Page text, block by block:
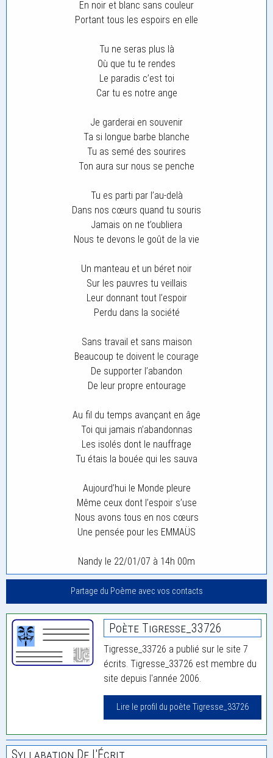
En noir et blanc sans couleur
Portant tous les espoirs en elle
Tu ne seras plus là
Où que tu te rendes
Le paradis c’est toi
Car tu es notre ange
Je garderai en souvenir
Ta si longue barbe blanche
Tu as semé des sourires
Ton aura sur nous se penche
Tu es parti par l’au-delà
Dans nos cœurs quand tu souris
Jamais on ne t’oubliera
Nous te devons le goût de la vie
Un manteau et un béret noir
Sur les pauvres tu veillais
Leur donnant tout l’espoir
Perdu dans la société
Sans travail et sans maison
Beaucoup te doivent le courage
De supporter l’abandon
De leur propre entourage
Au fil du temps avançant en âge
Toi qui jamais n’abandonnas
Les isolés dont le nauffrage
Tu étais la bouée qui les sauva
Aujourd’hui le Monde pleure
Même ceux dont l’espoir s’use
Nous avons tous en nos cœurs
Une pensée pour les EMMAÜS
Nandy le 22/01/07 à 14h 00m
Partage du Poème avec vos contacts
Poète Tigresse_33726
Tigresse_33726 a publié sur le site 7
écrits. Tigresse_33726 est membre du
site depuis l'année 2006.
Lire le profil du poète Tigresse_33726
Syllabation De L'Écrit